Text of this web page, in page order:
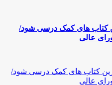
کتاب های کمک درسی شود/
عالی